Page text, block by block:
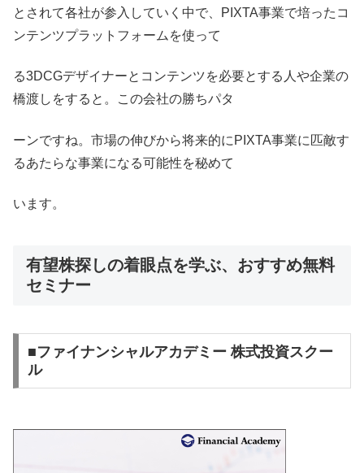
とされて各社が参入していく中で、PIXTA事業で培ったコ
ンテンツプラットフォームを使って
る3DCGデザイナーとコンテンツを必要とする人や企業の
橋渡しをすると。この会社の勝ちパタ
ーンですね。市場の伸びから将来的にPIXTA事業に匹敵す
るあたらな事業になる可能性を秘めて
います。
有望株探しの着眼点を学ぶ、おすすめ無料
セミナー
■ファイナンシャルアカデミー 株式投資スクー
ル